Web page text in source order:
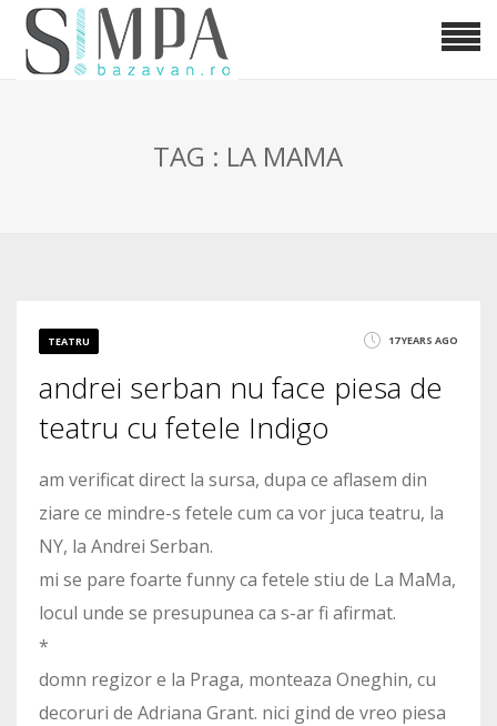
TAG : LA MAMA
TEATRU 17 YEARS AGO
andrei serban nu face piesa de
teatru cu fetele Indigo
am verificat direct la sursa, dupa ce aflasem din
ziare ce mindre-s fetele cum ca vor juca teatru, la
NY, la Andrei Serban.
mi se pare foarte funny ca fetele stiu de La MaMa,
locul unde se presupunea ca s-ar fi afirmat.
*
domn regizor e la Praga, monteaza Oneghin, cu
decoruri de Adriana Grant. nici gind de vreo piesa